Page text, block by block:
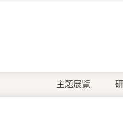
主題展覽